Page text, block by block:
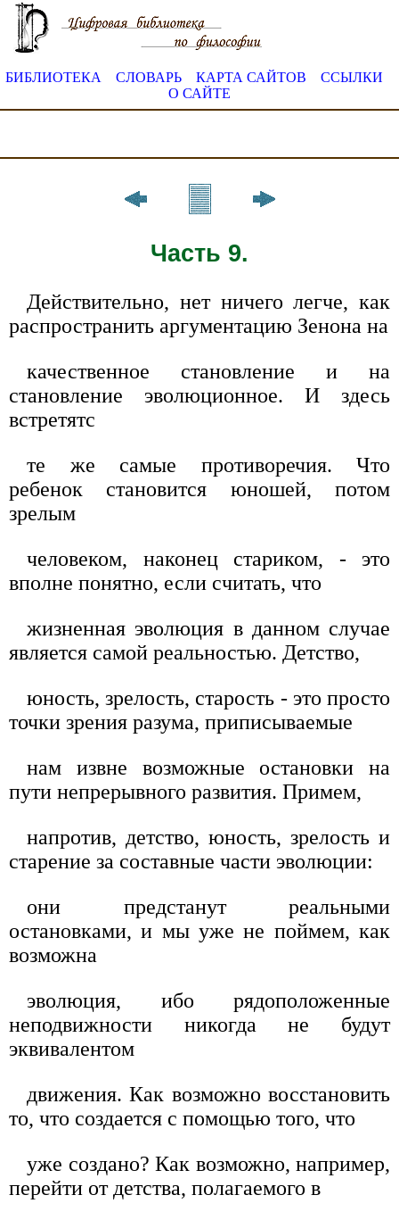
БИБЛИОТЕКА СЛОВАРЬ КАРТА САЙТОВ
ССЫЛКИ
О САЙТЕ
Часть 9.
Действительно, нет ничего легче, как
распространить аргументацию Зенона на
качественное становление и на
становление эволюционное. И здесь
встретятс
те же самые противоречия. Что
ребенок становится юношей, потом
зрелым
человеком, наконец стариком, - это
вполне понятно, если считать, что
жизненная эволюция в данном случае
является самой реальностью. Детство,
юность, зрелость, старость - это просто
точки зрения разума, приписываемые
нам извне возможные остановки на
пути непрерывного развития. Примем,
напротив, детство, юность, зрелость и
старение за составные части эволюции:
они предстанут реальными
остановками, и мы уже не поймем, как
возможна
эволюция, ибо рядоположенные
неподвижности никогда не будут
эквивалентом
движения. Как возможно восстановить
то, что создается с помощью того, что
уже создано? Как возможно, например,
перейти от детства, полагаемого в